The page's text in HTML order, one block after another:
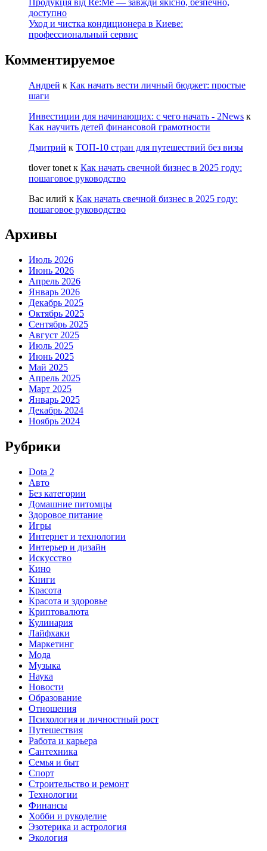
доступно
Уход и чистка кондиционера в Киеве:
профессиональный сервис
Комментируемое
Андрей к Как начать вести личный бюджет: простые
шаги
Инвестиции для начинающих: с чего начать - 2News к
Как научить детей финансовой грамотности
Дмитрий к ТОП-10 стран для путешествий без визы
tlover tonet к Как начать свечной бизнес в 2025 году:
пошаговое руководство
Вас илий к Как начать свечной бизнес в 2025 году:
пошаговое руководство
Архивы
Июль 2026
Июнь 2026
Апрель 2026
Январь 2026
Декабрь 2025
Октябрь 2025
Сентябрь 2025
Август 2025
Июль 2025
Июнь 2025
Май 2025
Апрель 2025
Март 2025
Январь 2025
Декабрь 2024
Ноябрь 2024
Рубрики
Dota 2
Авто
Без категории
Домашние питомцы
Здоровое питание
Игры
Интернет и технологии
Интерьер и дизайн
Искусство
Кино
Книги
Красота
Красота и здоровье
Криптовалюта
Кулинария
Лайфхаки
Маркетинг
Мода
Музыка
Наука
Новости
Образование
Отношения
Психология и личностный рост
Путешествия
Работа и карьера
Сантехника
Семья и быт
Спорт
Строительство и ремонт
Технологии
Финансы
Хобби и рукоделие
Эзотерика и астрология
Экология